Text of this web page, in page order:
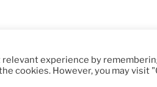
experience by
cookies. However, you may